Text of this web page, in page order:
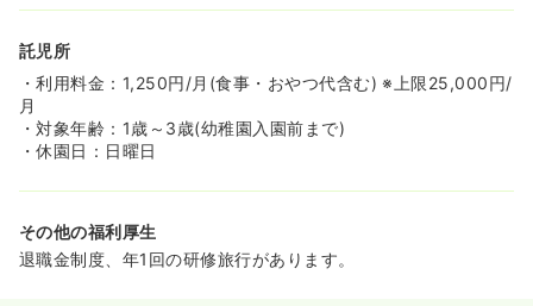
託児所
・利用料金：1,250円/月(食事・おやつ代含む) ※上限25,000円/
月
・対象年齢：1歳～3歳(幼稚園入園前まで)
・休園日：日曜日
その他の福利厚生
退職金制度、年1回の研修旅行があります。